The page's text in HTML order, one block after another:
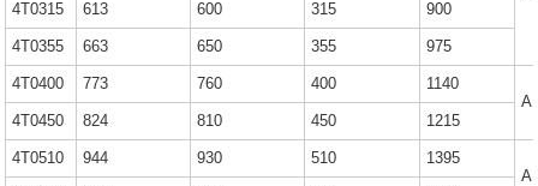
4T0315 613 600 315 900
4T0355 663 650 355 975
4T0400 773 760 400
1140
4T0450
824 810 450 1215
4T0510 944 930 510
1395